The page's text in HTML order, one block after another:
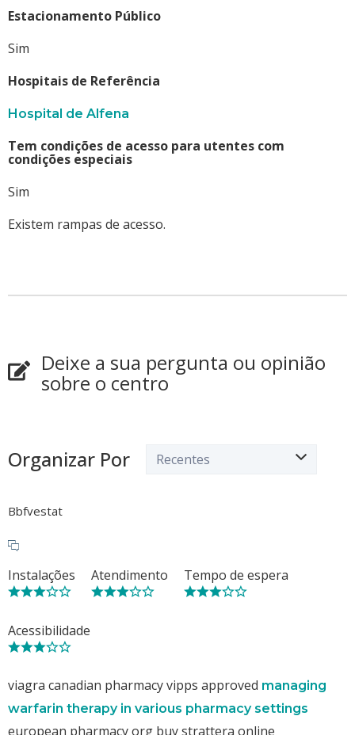
Estacionamento Público
Sim
Hospitais de Referência
Hospital de Alfena
Tem condições de acesso para utentes com
condições especiais
Sim
Existem rampas de acesso.
Deixe a sua pergunta ou opinião
sobre o centro
Organizar Por
Bbfvestat
Instalações Atendimento Tempo de espera
Acessibilidade
viagra canadian pharmacy vipps approved managing
warfarin therapy in various pharmacy settings
european pharmacy org buy strattera online